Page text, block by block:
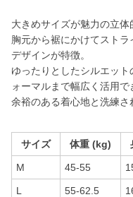
大きめサイズが魅力の立体
胸元から裾にかけてスト
デザインが特徴。
ゆったりとしたシルエッ
ォーマルまで幅広く活用で
余裕のある着心地と洗練さ
サイズ 体重 (kg)
M 45-55
L 55-62.5